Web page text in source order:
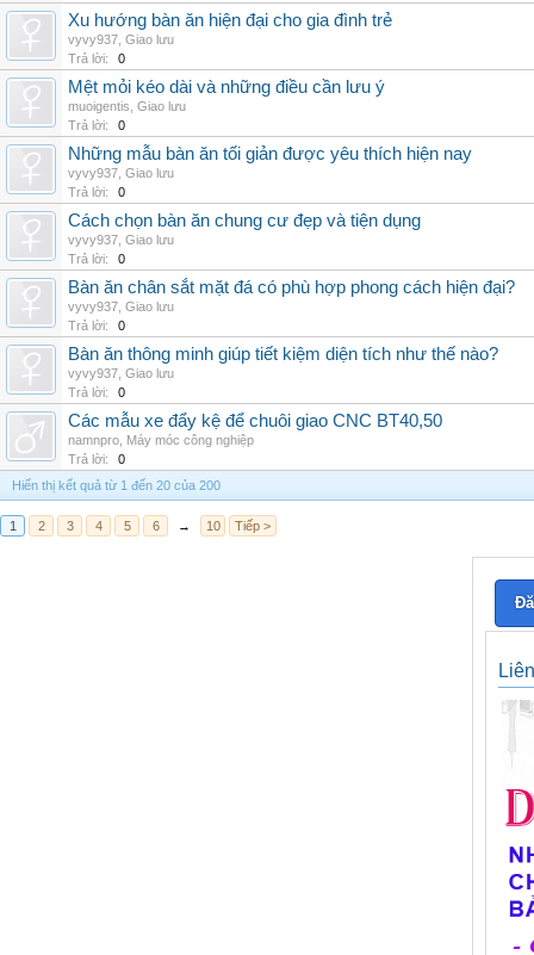
Xu hướng bàn ăn hiện đại cho gia đình trẻ
vyvy937 Giao lưu
Trả lời:
0
Mệt mỏi kéo dài và những điều cần lưu ý
muoigentis Giao lưu
Trả lời:
0
Những mẫu bàn ăn tối giản được yêu thích hiện nay
vyvy937 Giao lưu
Trả lời:
0
Cách chọn bàn ăn chung cư đẹp và tiện dụng
vyvy937 Giao lưu
Trả lời:
0
Bàn ăn chân sắt mặt đá có phù hợp phong cách hiện đại?
vyvy937 Giao lưu
Trả lời:
0
Bàn ăn thông minh giúp tiết kiệm diện tích như thế nào?
vyvy937 Giao lưu
Trả lời:
0
Các mẫu xe đẩy kệ để chuôi giao CNC BT40,50
namnpro Máy móc công nghiệp
Trả lời:
0
Hiển thị kết quả từ 1 đến 20 của 200
1 2 3 4 5 6 → 10 Tiếp >